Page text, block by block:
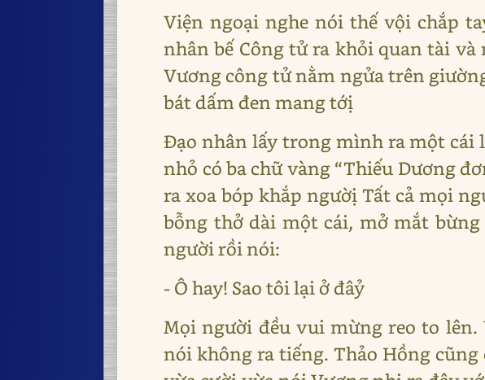
Viện ngoại nghe nói thế vội chắp
nhân bế Công tử ra khỏi quan tài
Vương công tử nằm ngửa trên
bát dấm đen mang tớị
Đạo nhân lấy trong mình ra một cái
nhỏ có ba chữ vàng “Thiếu Dương
ra xoa bóp khắp ngườị Tất cả mọi
bỗng thở dài một cái, mở mắt
người rồi nói:
- Ô hay! Sao tôi lại ở đâỷ
Mọi người đều vui mừng reo to lên.
nói không ra tiếng. Thảo Hồng